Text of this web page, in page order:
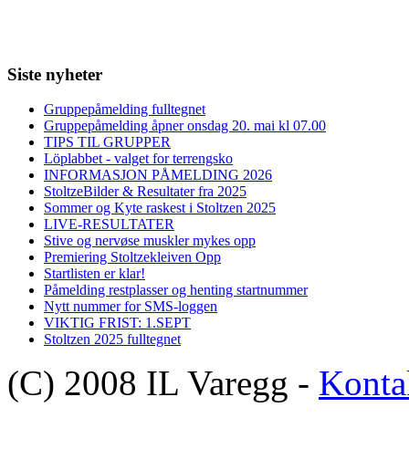
Siste nyheter
Gruppepåmelding fulltegnet
Gruppepåmelding åpner onsdag 20. mai kl 07.00
TIPS TIL GRUPPER
Löplabbet - valget for terrengsko
INFORMASJON PÅMELDING 2026
StoltzeBilder & Resultater fra 2025
Sommer og Kyte raskest i Stoltzen 2025
LIVE-RESULTATER
Stive og nervøse muskler mykes opp
Premiering Stoltzekleiven Opp
Startlisten er klar!
Påmelding restplasser og henting startnummer
Nytt nummer for SMS-loggen
VIKTIG FRIST: 1.SEPT
Stoltzen 2025 fulltegnet
(C) 2008 IL Varegg -